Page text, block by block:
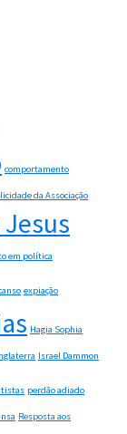
comportamento
da Associação
em política
expiação
Hagia Sophia
Israel Dammon
perdão adiado
Resposta aos